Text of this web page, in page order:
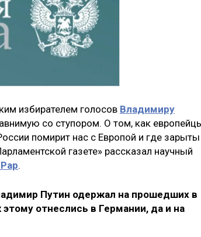
избирателем голосов Владимиру
со ступором. О том, как
помирит нас с Европой и где зарыты
газете» рассказал научный
.
Путин одержал на прошедших в
отнеслись в Германии, да и на